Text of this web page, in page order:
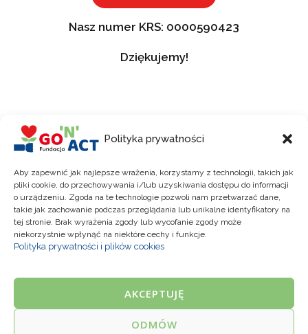
Polityka prywatności
Aby zapewnić jak najlepsze wrażenia, korzystamy z technologii, takich jak
pliki cookie, do przechowywania i/lub uzyskiwania dostępu do informacji
o urządzeniu. Zgoda na te technologie pozwoli nam przetwarzać dane,
takie jak zachowanie podczas przeglądania lub unikalne identyfikatory na
tej stronie. Brak wyrażenia zgody lub wycofanie zgody może
niekorzystnie wpłynąć na niektóre cechy i funkcje.
Polityka prywatności i plików cookies
AKCEPTUJĘ
ODMÓW
Nasz numer KRS: 0000590423
Dziękujemy!
Polityka Prywatności
1